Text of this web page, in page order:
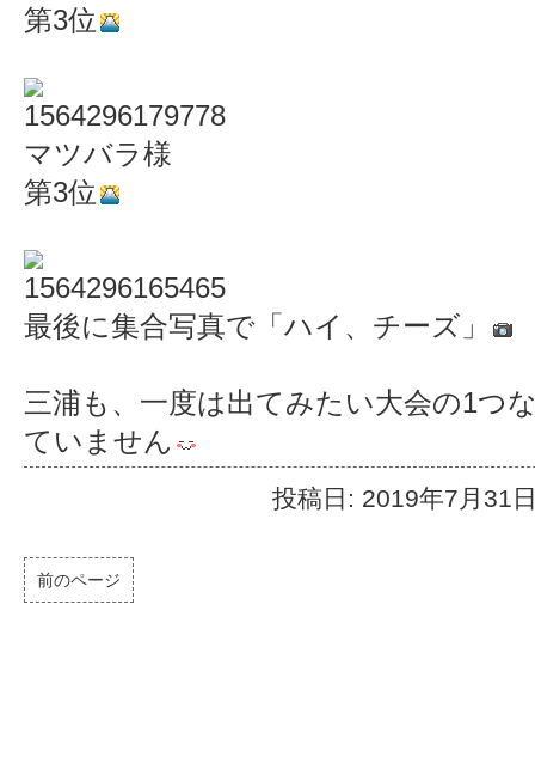
第3位
マツバラ様
第3位
最後に集合写真で「ハイ、チーズ」
三浦も、一度は出てみたい大会の1つ
ていません
投稿日: 2019年7月31
前のページ